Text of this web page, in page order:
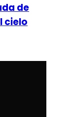
de
cielo